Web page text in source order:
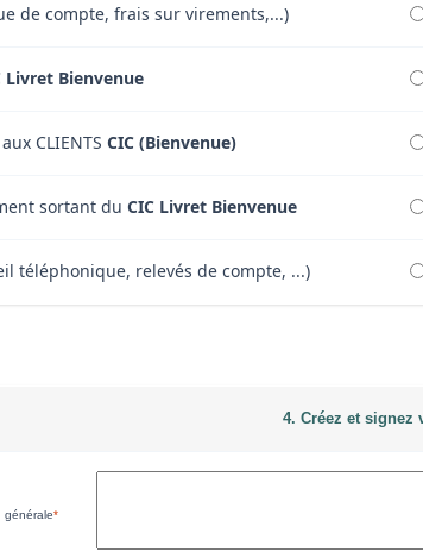
de compte, frais sur virements,...)
Livret Bienvenue
CLIENTS CIC (Bienvenue)
sortant du CIC Livret Bienvenue
téléphonique, relevés de compte, ...)
4. Créez et signez
générale*